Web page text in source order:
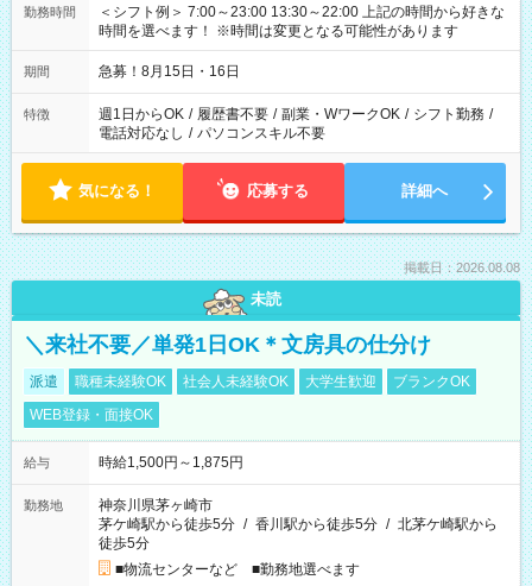
勤務時間
＜シフト例＞ 7:00～23:00 13:30～22:00 上記の時間から好きな
時間を選べます！ ※時間は変更となる可能性があります
期間 急募！8月15日・16日
特徴 週1日からOK / 履歴書不要 / 副業・WワークOK / シフト勤務 /
電話対応なし / パソコンスキル不要
気になる！ 応募する 詳細へ
掲載日：2026.08.08
未読
＼来社不要／単発1日OK＊文房具の仕分け
派遣 職種未経験OK 社会人未経験OK 大学生歓迎
ブランクOK
WEB登録・面接OK
給与 時給1,500円～1,875円
勤務地
神奈川県茅ヶ崎市
茅ケ崎駅から徒歩5分 / 香川駅から徒歩5分 / 北茅ケ崎駅から
徒歩5分
■物流センターなど ■勤務地選べます